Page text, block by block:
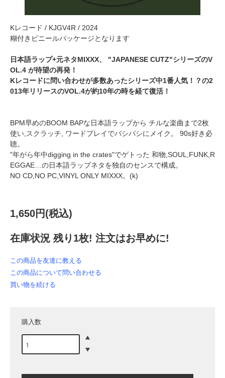
Kレコード / KJGV4R / 2024
糊付きビニールパッケージとなります
日本語ラップ+元ネタMIXXX、 "JAPANESE CUTZ"シリーズのV
OL.4 が待望の再発！
Kレコードに問い合わせが多数あったシリーズ中1番人気！？の2
013年リリースのVOL.4が約10年の時を経て復活！
BPM早めのBOOM BAPな日本語ラップから チルな楽曲まで2枚
使い,スクラッチ, ワードプレイでバシバシにメイク。 90s好き必
聴。
"年がら年中digging in the crates"でゲトった 和物,SOUL,FUNK,R
EGGAE…の日本語ラップネタを独自のセンスで構成。
NO CD,NO PC,VINYL ONLY MIXXX。(k)
1,650円(税込)
在庫状況 残り1枚! 注文はお早めに!
この商品を友達に教える
この商品について問い合わせる
買い物を続ける
購入数